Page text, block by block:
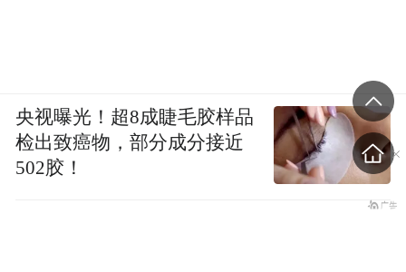
央视曝光！超8成睫毛胶样品
检出致癌物，部分成分接近
502胶！